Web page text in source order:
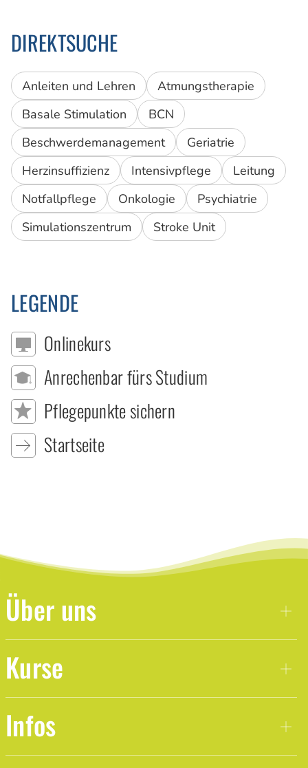
DIREKTSUCHE
Anleiten und Lehren
Atmungstherapie
Basale Stimulation
BCN
Beschwerdemanagement
Geriatrie
Herzinsuffizienz
Intensivpflege
Leitung
Notfallpflege
Onkologie
Psychiatrie
Simulationszentrum
Stroke Unit
LEGENDE
Onlinekurs
Anrechenbar fürs Studium
Pflegepunkte sichern
Startseite
Über uns
Kurse
Infos